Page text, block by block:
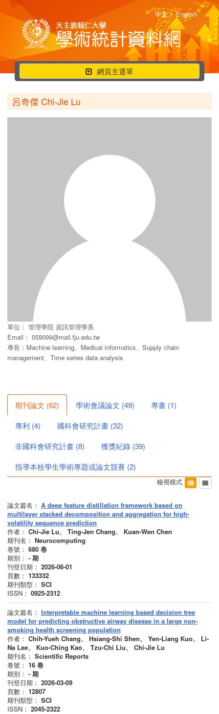
中文 | English
行
動
選
網頁主選單
呂奇傑 Chi-Jie Lu
單位： 管理學院 資訊管理學系
Email： 059099@mail.fju.edu.tw
專長：Machine learning、Medical informatics、Supply chain
management、Time series data analysis
期刊論文 (62) 學術會議論文 (49) 專書 (1)
專利 (4) 國科會研究計畫 (32)
非國科會研究計畫 (8) 獲獎紀錄 (39)
指導本校學生學術專題或論文競賽 (2)
檢視模式
論文篇名： A deep feature distillation framework based on
multilayer stacked decomposition and aggregation for high-
volatility sequence prediction
作者： Chi-Jie Lu、 Ting-Jen Chang、 Kuan-Wen Chen
期刊名： Neurocomputing
卷號： 680 卷
期別： - 期
刊登日期： 2026-06-01
頁數： 133332
期刊類型： SCI
ISSN： 0925-2312
論文篇名： Interpretable machine learning based decision tree
model for predicting obstructive airway disease in a large non-
smoking health screening population
作者： Chih-Yueh Chang、 Hsiang-Shi Shen、 Yen-Liang Kuo、 Li-
Na Lee、 Kuo-Ching Kao、 Tzu-Chi Liu、 Chi-Jie Lu
期刊名： Scientific Reports
卷號： 16 卷
期別： - 期
刊登日期： 2026-03-09
頁數： 12807
期刊類型： SCI
ISSN： 2045-2322